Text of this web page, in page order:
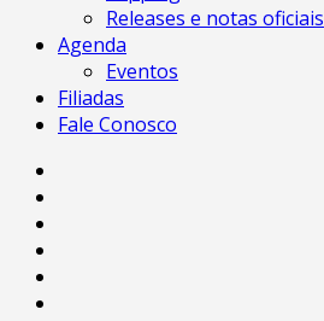
Releases e notas oficiais
Agenda
Eventos
Filiadas
Fale Conosco